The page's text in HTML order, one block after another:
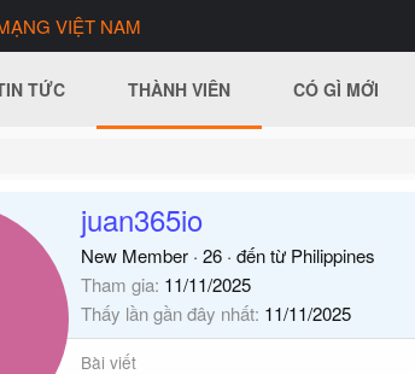
VIỆT NAM
TỨC THÀNH VIÊN CÓ GÌ MỚI
juan365io
New Member · 26 · đến từ Philippines
Tham gia 11/11/2025
Thấy lần gần đây nhất 11/11/2025
Bài viết